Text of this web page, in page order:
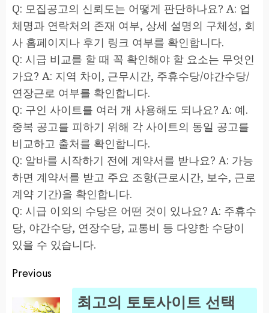
Q: 모집공고의 신뢰도는 어떻게 판단하나요? A: 업
체명과 연락처의 존재 여부, 상세 설명의 구체성, 회
사 홈페이지나 후기 링크 여부를 확인합니다.
Q: 시급 비교를 할 때 꼭 확인해야 할 요소는 무엇인
가요? A: 지역 차이, 근무시간, 주휴수당/야간수당/
연장근로 여부를 확인합니다.
Q: 구인 사이트를 여러 개 사용해도 되나요? A: 예.
중복 공고를 피하기 위해 각 사이트의 동일 공고를
비교하고 출처를 확인합니다.
Q: 알바를 시작하기 전에 계약서를 받나요? A: 가능
하면 계약서를 받고 주요 조항(근로시간, 보수, 근로
계약 기간)을 확인합니다.
Q: 시급 이외의 수당은 어떤 것이 있나요? A: 주휴수
당, 야간수당, 연장수당, 교통비 등 다양한 수당이
있을 수 있습니다.
Post
Previous
최고의 토토사이트 선택